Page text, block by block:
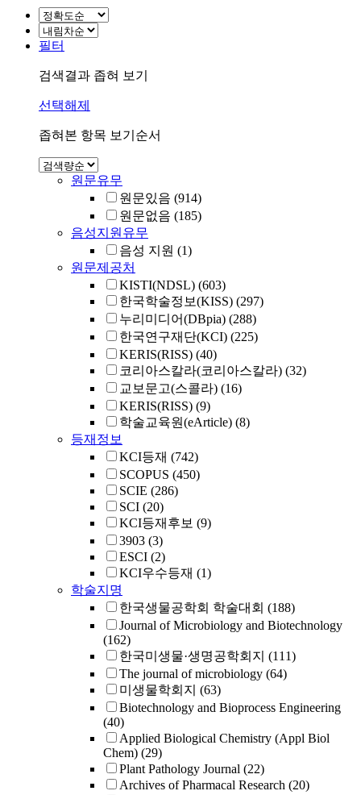
필터
검색결과 좁혀 보기
선택해제
좁혀본 항목 보기순서
원문유무
원문있음 (914)
원문없음 (185)
음성지원유무
음성 지원 (1)
원문제공처
KISTI(NDSL) (603)
한국학술정보(KISS) (297)
누리미디어(DBpia) (288)
한국연구재단(KCI) (225)
KERIS(RISS) (40)
코리아스칼라(코리아스칼라) (32)
교보문고(스콜라) (16)
KERIS(RISS) (9)
학술교육원(eArticle) (8)
등재정보
KCI등재 (742)
SCOPUS (450)
SCIE (286)
SCI (20)
KCI등재후보 (9)
3903 (3)
ESCI (2)
KCI우수등재 (1)
학술지명
한국생물공학회 학술대회 (188)
Journal of Microbiology and Biotechnology
(162)
한국미생물·생명공학회지 (111)
The journal of microbiology (64)
미생물학회지 (63)
Biotechnology and Bioprocess Engineering
(40)
Applied Biological Chemistry (Appl Biol
Chem) (29)
Plant Pathology Journal (22)
Archives of Pharmacal Research (20)